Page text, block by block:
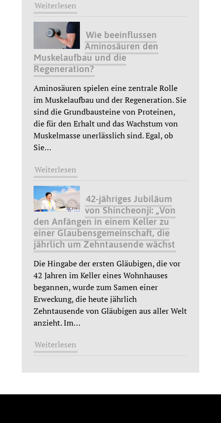
Weiterlesen
Wie beeinflussen
Aminosäuren den
Muskelaufbau und die
Regeneration?
Aminosäuren spielen eine zentrale Rolle
im Muskelaufbau und der Regeneration. Sie
sind die Grundbausteine von Proteinen,
die für den Erhalt und das Wachstum von
Muskelmasse unerlässlich sind. Egal, ob
Sie…
Weiterlesen
42-jähriges Jubiläum
von Shincheonji: „Von
den Anfängen in einem Keller zu
einer Glaubensgemeinschaft, die
jährlich um Zehntausende wächst
Die Hingabe der ersten Gläubigen, die vor
42 Jahren im Keller eines Wohnhauses
begannen, wurde zum Samen einer
Erweckung, die heute jährlich
Zehntausende von Gläubigen aus aller Welt
anzieht. Im…
Weiterlesen